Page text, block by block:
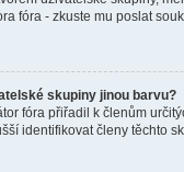
fóra - zkuste mu poslat
skupiny jinou barvu?
fóra přiřadil k členům
identifikovat členy těchto